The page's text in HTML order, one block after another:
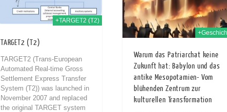
+TARGET2 (T2)
TARGET2 (T2)
TARGET2 (Trans-European
Automated Real-time Gross
Settlement Express Transfer
System (T2)) was launched in
November 2007 and replaced
the original TARGET system
Warum das Patriarchat keine
Zukunft hat: Babylon und das
antike Mesopotamien- Vom
blühenden Zentrum zur
kulturellen Transformation